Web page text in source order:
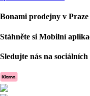
Bonami prodejny v Praze
Stáhněte si Mobilní
Sledujte nás na sociálních